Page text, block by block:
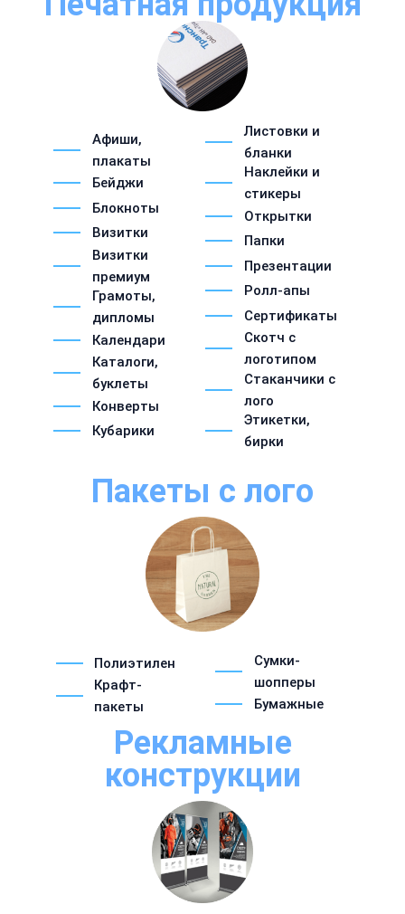
Афиши,
плакаты
Бейджи
Блокноты
Визитки
Визитки
премиум
Грамоты,
дипломы
Календари
Каталоги,
буклеты
Конверты
Кубарики
Листовки и
бланки
Наклейки и
стикеры
Открытки
Папки
Презентации
Ролл-апы
Сертификаты
Скотч с
логотипом
Стаканчики с
лого
Этикетки,
бирки
Пакеты с лого
Полиэтилен
Крафт-
пакеты
Сумки-
шопперы
Бумажные
Рекламные
конструкции